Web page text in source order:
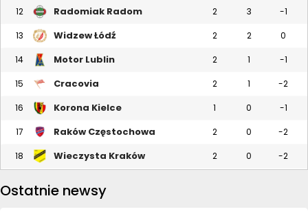
12 Radomiak Radom 2 3 -1
13 Widzew Łódź 2 2 0
14 Motor Lublin 2 1 -1
15 Cracovia 2 1 -2
16 Korona Kielce 1 0 -1
17 Raków Częstochowa 2 0 -2
18 Wieczysta Kraków 2 0 -2
Ostatnie newsy